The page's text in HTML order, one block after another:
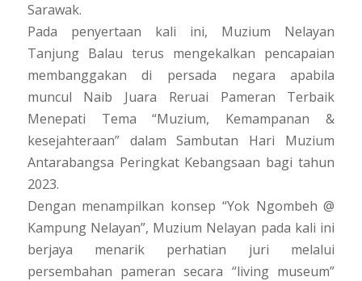
Sarawak.
Pada penyertaan kali ini, Muzium Nelayan
Tanjung Balau terus mengekalkan pencapaian
membanggakan di persada negara apabila
muncul Naib Juara Reruai Pameran Terbaik
Menepati Tema “Muzium, Kemampanan &
kesejahteraan” dalam Sambutan Hari Muzium
Antarabangsa Peringkat Kebangsaan bagi tahun
2023.
Dengan menampilkan konsep “Yok Ngombeh @
Kampung Nelayan”, Muzium Nelayan pada kali ini
berjaya menarik perhatian juri melalui
persembahan pameran secara “living museum”